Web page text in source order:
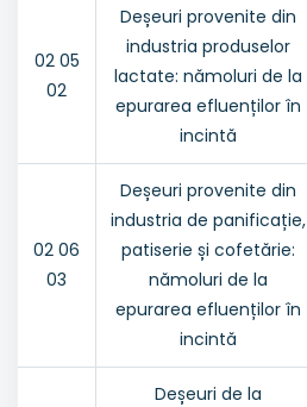
02 05
02
Deșeuri provenite din
industria produselor
lactate: nămoluri de la
epurarea efluenților în
incintă
02 06
03
Deșeuri provenite din
industria de panificație,
patiserie și cofetărie:
nămoluri de la
epurarea efluenților în
incintă
Deșeuri de la